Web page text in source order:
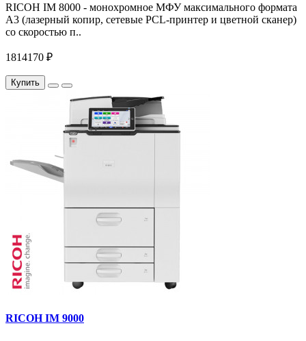
RICOH IM 8000 - монохромное МФУ максимального формата
А3 (лазерный копир, сетевые PCL-принтер и цветной сканер)
со скоростью п..
1814170 ₽
Купить
RICOH IM 9000